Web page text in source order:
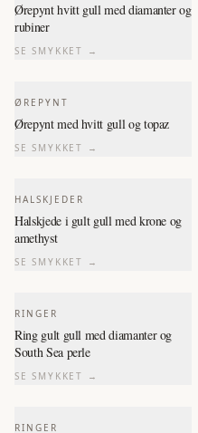
Ørepynt hvitt gull med diamanter og
rubiner
SE SMYKKET →
ØREPYNT
Ørepynt med hvitt gull og topaz
SE SMYKKET →
HALSKJEDER
Halskjede i gult gull med krone og
amethyst
SE SMYKKET →
RINGER
Ring gult gull med diamanter og
South Sea perle
SE SMYKKET →
RINGER